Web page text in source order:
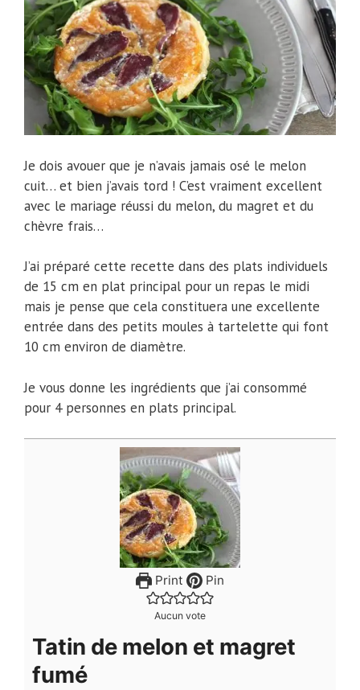
Je dois avouer que je n’avais jamais osé le melon
cuit… et bien j’avais tord ! C’est vraiment excellent
avec le mariage réussi du melon, du magret et du
chèvre frais…
J’ai préparé cette recette dans des plats individuels
de 15 cm en plat principal pour un repas le midi
mais je pense que cela constituera une excellente
entrée dans des petits moules à tartelette qui font
10 cm environ de diamètre.
Je vous donne les ingrédients que j’ai consommé
pour 4 personnes en plats principal.
Print Pin
Aucun vote
Tatin de melon et magret
fumé